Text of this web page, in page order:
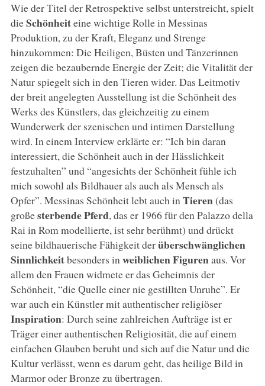
Wie der Titel der Retrospektive selbst unterstreicht, spielt
dieSchönheiteine wichtige Rolle in Messinas
Produktion, zu der Kraft, Eleganz und Strenge
hinzukommen: Die Heiligen, Büsten und Tänzerinnen
zeigen die bezaubernde Energie der Zeit; die Vitalität der
Natur spiegelt sich in den Tieren wider. Das Leitmotiv
der breit angelegten Ausstellung ist die Schönheit des
Werks des Künstlers, das gleichzeitig zu einem
Wunderwerk der szenischen und intimen Darstellung
wird. In einem Interview erklärte er: “Ich bin daran
interessiert, die Schönheit auch in der Hässlichkeit
festzuhalten” und “angesichts der Schönheit fühle ich
mich sowohl als Bildhauer als auch als Mensch als
Opfer”. Messinas Schönheit lebt auch inTieren(das
großesterbende Pferd, das er 1966 für den Palazzo della
Rai in Rom modellierte, ist sehr berühmt) und drückt
seine bildhauerische Fähigkeit derüberschwänglichen
Sinnlichkeitbesonders inweiblichen Figurenaus. Vor
allem den Frauen widmete er das Geheimnis der
Schönheit, “die Quelle einer nie gestillten Unruhe”. Er
war auch ein Künstler mit authentischer religiöser
Inspiration: Durch seine zahlreichen Aufträge ist er
Träger einer authentischen Religiosität, die auf einem
einfachen Glauben beruht und sich auf die Natur und die
Kultur verlässt, wenn es darum geht, das heilige Bild in
Marmor oder Bronze zu übertragen.